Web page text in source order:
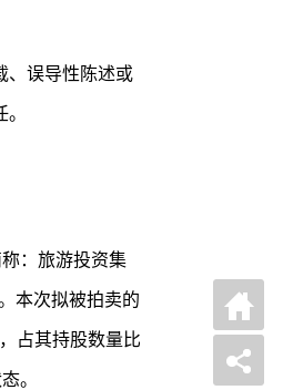
、误导性陈述或
：旅游投资集
本次拟被拍卖的
占其持股数量比
。